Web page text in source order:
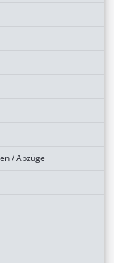
/ Abzüge